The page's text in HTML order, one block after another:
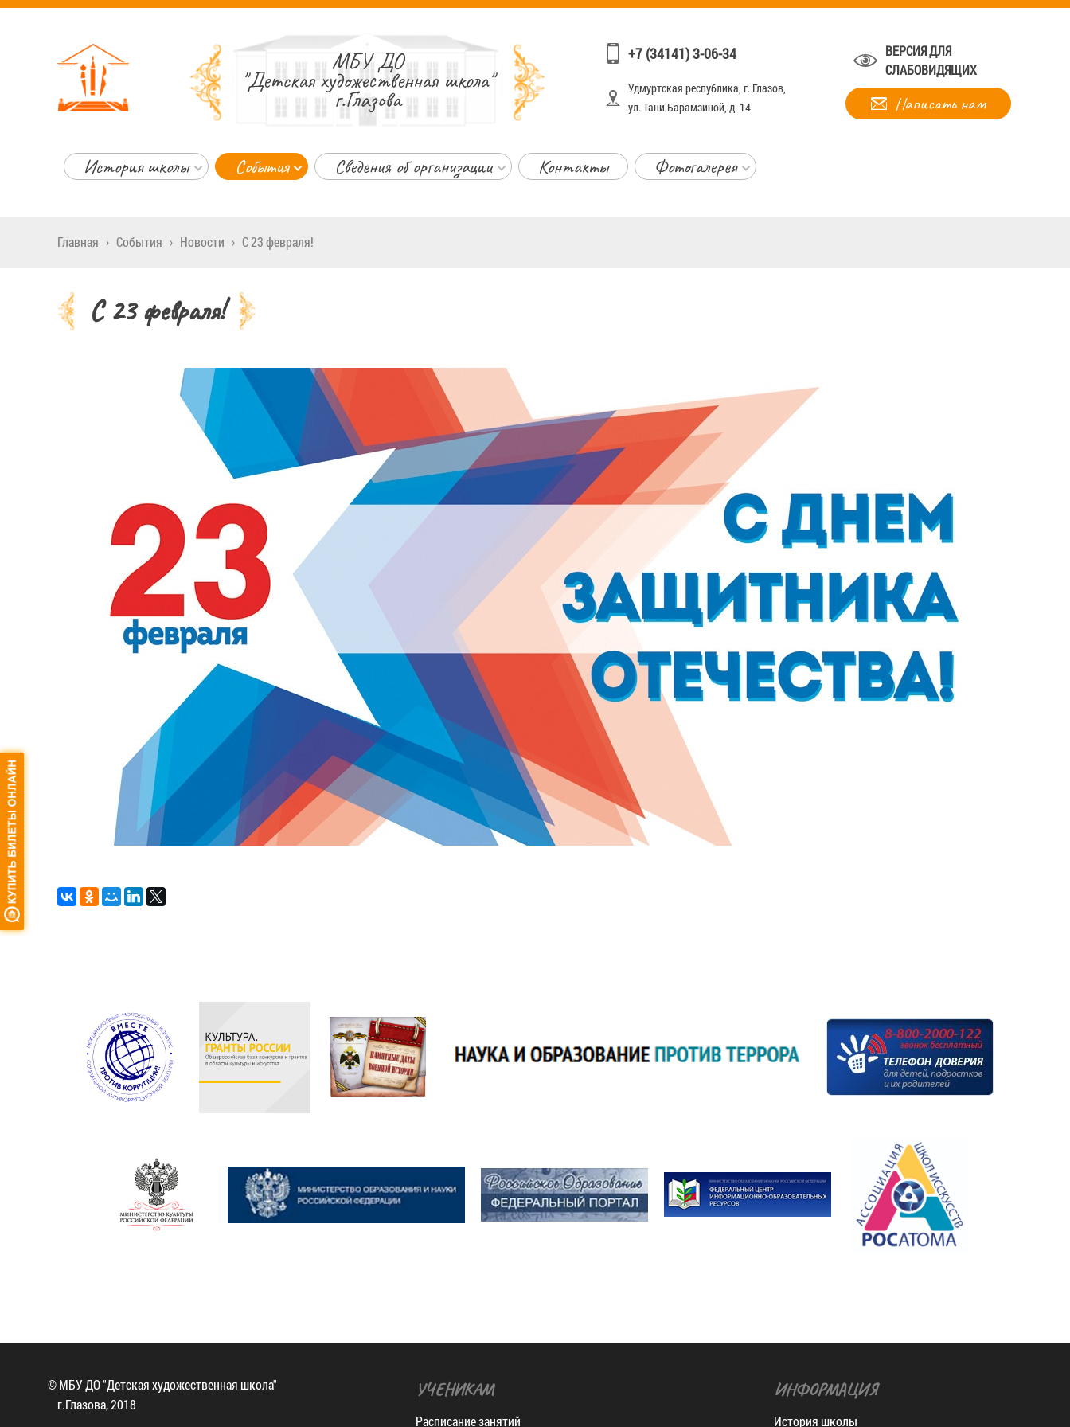
МБУ ДО
"Детская художественная школа"
г.Глазова
+7 (34141) 3-06-34
Удмуртская республика, г. Глазов,
ул. Тани Барамзиной, д. 14
ВЕРСИЯ ДЛЯ
СЛАБОВИДЯЩИХ
Написать нам
История школы События Сведения об организации Контакты Фотогалерея
Главная › События › Новости › С 23 февраля!
С 23 февраля!
© МБУ ДО "Детская художественная школа"
г.Глазова, 2018
УЧЕНИКАМ
Расписание занятий
ИНФОРМАЦИЯ
История школы